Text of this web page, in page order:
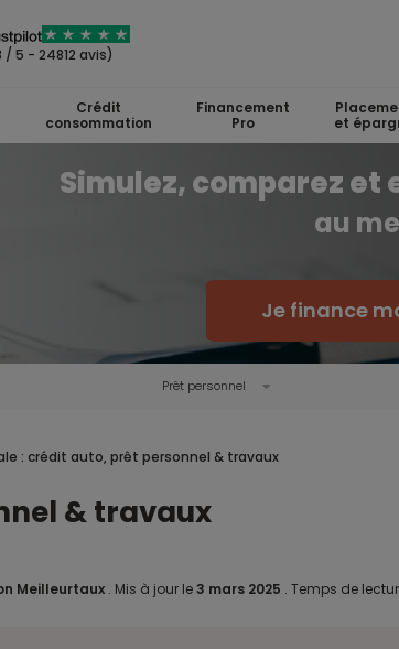
/ 5 - 24812 avis)
Crédit
consommation
Financement
Pro
et
Simulez, comparez et
au
Je finance
Prêt personnel
: crédit auto, prêt personnel & travaux
& travaux
Meilleurtaux . Mis à jour le3 mars 2025 . Temps de